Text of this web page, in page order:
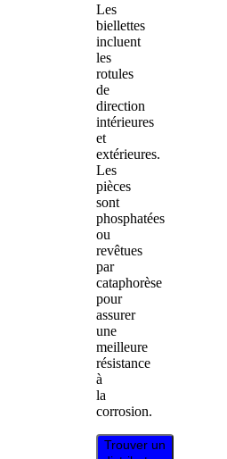
Les
biellettes
incluent
les
rotules
de
direction
intérieures
et
extérieures.
Les
pièces
sont
phosphatées
ou
revêtues
par
cataphorèse
pour
assurer
une
meilleure
résistance
à
la
corrosion.
Trouver un